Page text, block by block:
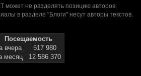
может не разделять позицию авторов.
в разделе "Блоги" несут авторы текстов.
Посещаемость
вчера
517 980
месяц
12 586 370